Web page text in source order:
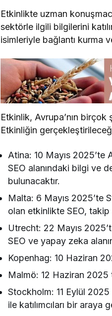
Etkinlikte uzman
sektörle ilgili bilgilerini
isimleriyle bağlantı kurma
Etkinlik, Avrupa’nın
Etkinliğin
Atina: 10 Mayıs 2025’te
SEO alanındaki bilgi ve
bulunacaktır.
Malta: 6 Mayıs 2025’te
olan etkinlikte SEO,
Utrecht: 22 Mayıs
SEO ve yapay zeka
Kopenhag: 10 Haziran
Malmö: 12 Haziran
Stockholm: 11 Eylül
ile katılımcıları bir araya